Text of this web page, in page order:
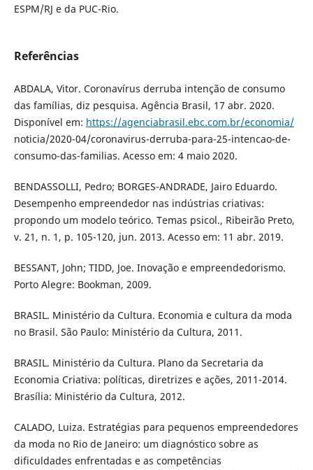
ESPM/RJ e da PUC-Rio.
Referências
ABDALA, Vitor. Coronavírus derruba intenção de consumo
das famílias, diz pesquisa. Agência Brasil, 17 abr. 2020.
Disponível em: https://agenciabrasil.ebc.com.br/economia/
noticia/2020-04/coronavirus-derruba-para-25-intencao-de-
consumo-das-familias. Acesso em: 4 maio 2020.
BENDASSOLLI, Pedro; BORGES-ANDRADE, Jairo Eduardo.
Desempenho empreendedor nas indústrias criativas:
propondo um modelo teórico. Temas psicol., Ribeirão Preto,
v. 21, n. 1, p. 105-120, jun. 2013. Acesso em: 11 abr. 2019.
BESSANT, John; TIDD, Joe. Inovação e empreendedorismo.
Porto Alegre: Bookman, 2009.
BRASIL. Ministério da Cultura. Economia e cultura da moda
no Brasil. São Paulo: Ministério da Cultura, 2011.
BRASIL. Ministério da Cultura. Plano da Secretaria da
Economia Criativa: políticas, diretrizes e ações, 2011-2014.
Brasília: Ministério da Cultura, 2012.
CALADO, Luiza. Estratégias para pequenos empreendedores
da moda no Rio de Janeiro: um diagnóstico sobre as
dificuldades enfrentadas e as competências